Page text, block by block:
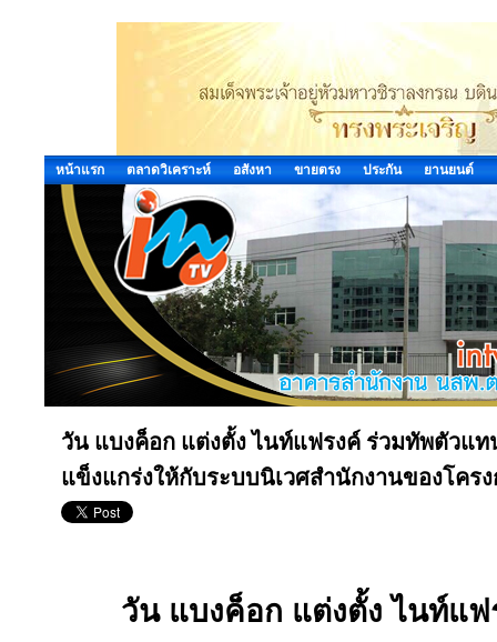
หน้าแรก ตลาดวิเคราะห์ อสังหา ขายตรง ประกัน ยานยนต์
วัน แบงค็อก แต่งตั้ง ไนท์แฟรงค์ ร่วมทัพตัวแท
แข็งแกร่งให้กับระบบนิเวศสำนักงานของโครง
วัน แบงค็อก แต่งตั้ง ไนท์แ